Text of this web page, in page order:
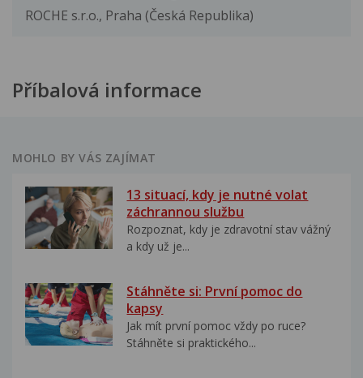
ROCHE s.r.o., Praha (Česká Republika)
Příbalová informace
MOHLO BY VÁS ZAJÍMAT
13 situací, kdy je nutné volat
záchrannou službu
Rozpoznat, kdy je zdravotní stav vážný
a kdy už je...
Stáhněte si: První pomoc do
kapsy
Jak mít první pomoc vždy po ruce?
Stáhněte si praktického...